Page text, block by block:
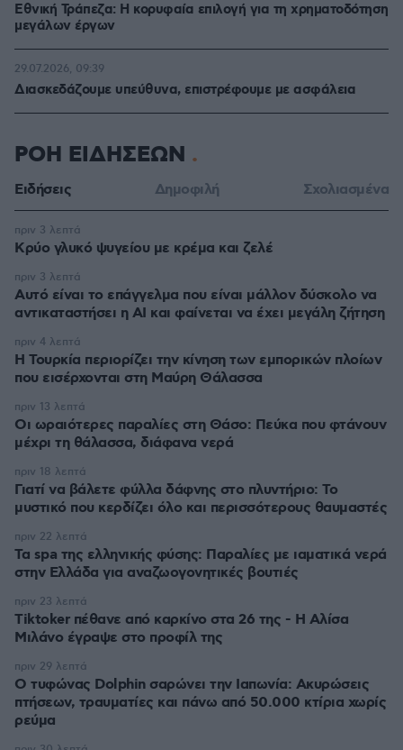
Εθνική Τράπεζα: Η κορυφαία επιλογή για τη χρηματοδότηση
μεγάλων έργων
Διασκεδάζουμε υπεύθυνα, επιστρέφουμε με ασφάλεια
29.07.2026, 09:39
ΡΟΗ ΕΙΔΗΣΕΩΝ
Ειδήσεις Δημοφιλή Σχολιασμένα
Κρύο γλυκό ψυγείου με κρέμα και ζελέ
πριν 3 λεπτά
Αυτό είναι το επάγγελμα που είναι μάλλον δύσκολο να
αντικαταστήσει η AI και φαίνεται να έχει μεγάλη ζήτηση
πριν 3 λεπτά
Η Τουρκία περιορίζει την κίνηση των εμπορικών πλοίων
που εισέρχονται στη Μαύρη Θάλασσα
πριν 4 λεπτά
Οι ωραιότερες παραλίες στη Θάσο: Πεύκα που φτάνουν
μέχρι τη θάλασσα, διάφανα νερά
πριν 13 λεπτά
Γιατί να βάλετε φύλλα δάφνης στο πλυντήριο: Το
μυστικό που κερδίζει όλο και περισσότερους θαυμαστές
πριν 18 λεπτά
Τα spa της ελληνικής φύσης: Παραλίες με ιαματικά νερά
στην Ελλάδα για αναζωογονητικές βουτιές
πριν 22 λεπτά
Tiktoker πέθανε από καρκίνο στα 26 της - Η Αλίσα
Μιλάνο έγραψε στο προφίλ της
πριν 23 λεπτά
Ο τυφώνας Dolphin σαρώνει την Ιαπωνία: Ακυρώσεις
πτήσεων, τραυματίες και πάνω από 50.000 κτίρια χωρίς
ρεύμα
πριν 29 λεπτά